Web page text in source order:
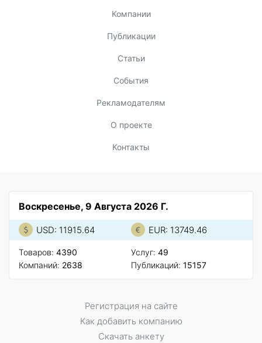
Компании
Публикации
Статьи
События
Рекламодателям
О проекте
Контакты
Воскресенье, 9 Августа 2026 Г.
USD: 11915.64 EUR: 13749.46
Товаров: 4390
Компаний: 2638
Услуг: 49
Публикаций: 15157
Регистрация на сайте
Как добавить компанию
Скачать анкету